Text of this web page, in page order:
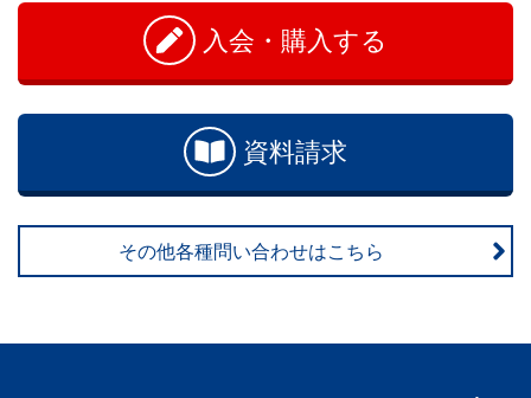
入会・購入する
資料請求
その他各種問い合わせはこちら